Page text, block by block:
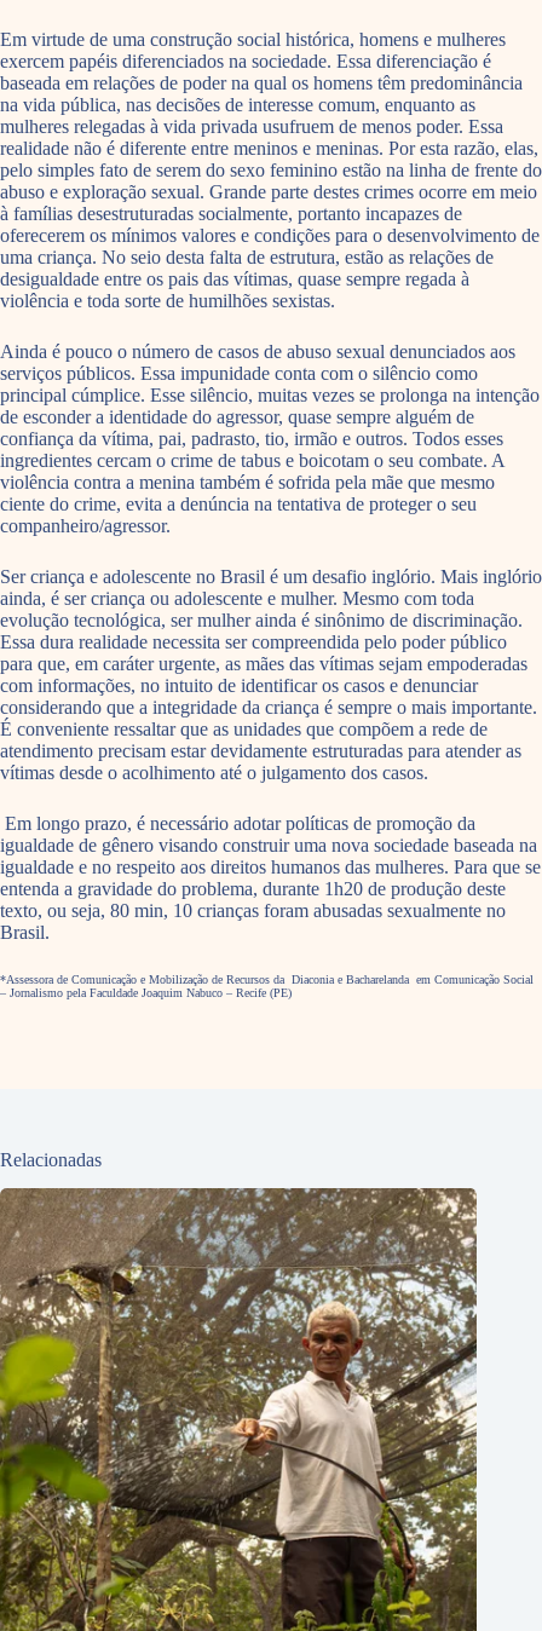
Em virtude de uma construção social histórica, homens e mulheres
exercem papéis diferenciados na sociedade. Essa diferenciação é
baseada em relações de poder na qual os homens têm predominância
na vida pública, nas decisões de interesse comum, enquanto as
mulheres relegadas à vida privada usufruem de menos poder. Essa
realidade não é diferente entre meninos e meninas. Por esta razão, elas,
pelo simples fato de serem do sexo feminino estão na linha de frente do
abuso e exploração sexual. Grande parte destes crimes ocorre em meio
à famílias desestruturadas socialmente, portanto incapazes de
oferecerem os mínimos valores e condições para o desenvolvimento de
uma criança. No seio desta falta de estrutura, estão as relações de
desigualdade entre os pais das vítimas, quase sempre regada à
violência e toda sorte de humilhões sexistas.
Ainda é pouco o número de casos de abuso sexual denunciados aos
serviços públicos. Essa impunidade conta com o silêncio como
principal cúmplice. Esse silêncio, muitas vezes se prolonga na intenção
de esconder a identidade do agressor, quase sempre alguém de
confiança da vítima, pai, padrasto, tio, irmão e outros. Todos esses
ingredientes cercam o crime de tabus e boicotam o seu combate. A
violência contra a menina também é sofrida pela mãe que mesmo
ciente do crime, evita a denúncia na tentativa de proteger o seu
companheiro/agressor.
Ser criança e adolescente no Brasil é um desafio inglório. Mais inglório
ainda, é ser criança ou adolescente e mulher. Mesmo com toda
evolução tecnológica, ser mulher ainda é sinônimo de discriminação.
Essa dura realidade necessita ser compreendida pelo poder público
para que, em caráter urgente, as mães das vítimas sejam empoderadas
com informações, no intuito de identificar os casos e denunciar
considerando que a integridade da criança é sempre o mais importante.
É conveniente ressaltar que as unidades que compõem a rede de
atendimento precisam estar devidamente estruturadas para atender as
vítimas desde o acolhimento até o julgamento dos casos.
Em longo prazo, é necessário adotar políticas de promoção da
igualdade de gênero visando construir uma nova sociedade baseada na
igualdade e no respeito aos direitos humanos das mulheres. Para que se
entenda a gravidade do problema, durante 1h20 de produção deste
texto, ou seja, 80 min, 10 crianças foram abusadas sexualmente no
Brasil.
*Assessora de Comunicação e Mobilização de Recursos da Diaconia e Bacharelanda em Comunicação Social
– Jornalismo pela Faculdade Joaquim Nabuco – Recife (PE)
Relacionadas